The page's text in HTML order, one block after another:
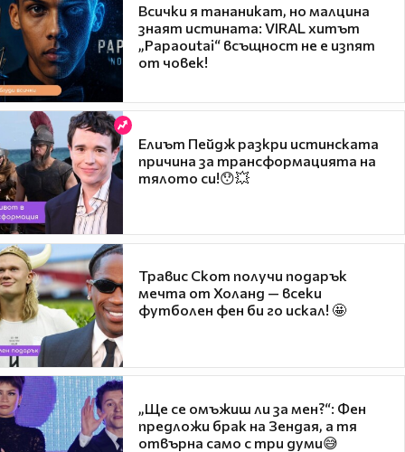
Всички я тананикат, но малцина
знаят истината: VIRAL хитът
„Papaoutai“ всъщност не е изпят
от човек!
Елиът Пейдж разкри истинската
причина за трансформацията на
тялото си!😯💥
Травис Скот получи подарък
мечта от Холанд — всеки
футболен фен би го искал! 🤩
„Ще се омъжиш ли за мен?“: Фен
предложи брак на Зендая, а тя
отвърна само с три думи😅